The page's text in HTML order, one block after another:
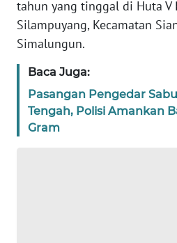
tahun yang tinggal di Huta V
Silampuyang, Kecamatan
Simalungun.
Baca Juga:
Pasangan Pengedar
Tengah, Polisi Amankan
Gram
BARAT
WN
WN
SERAMBI